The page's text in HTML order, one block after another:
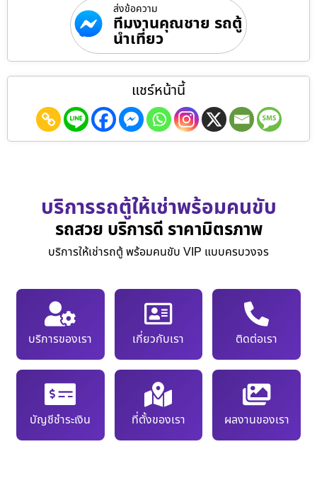
ส่งข้อความ
ทีมงานคุณชาย รถตู้
นำเที่ยว
แชร์หน้านี้
บริการรถตู้ให้เช่าพร้อมคนขับ
รถสวย บริการดี ราคามิตรภาพ
บริการให้เช่ารถตู้ พร้อมคนขับ VIP แบบครบวงจร
บริการของเรา เกี่ยวกับเรา ติดต่อเรา
บัญชีชำระเงิน ที่ตั้งของเรา ผลงานของเรา